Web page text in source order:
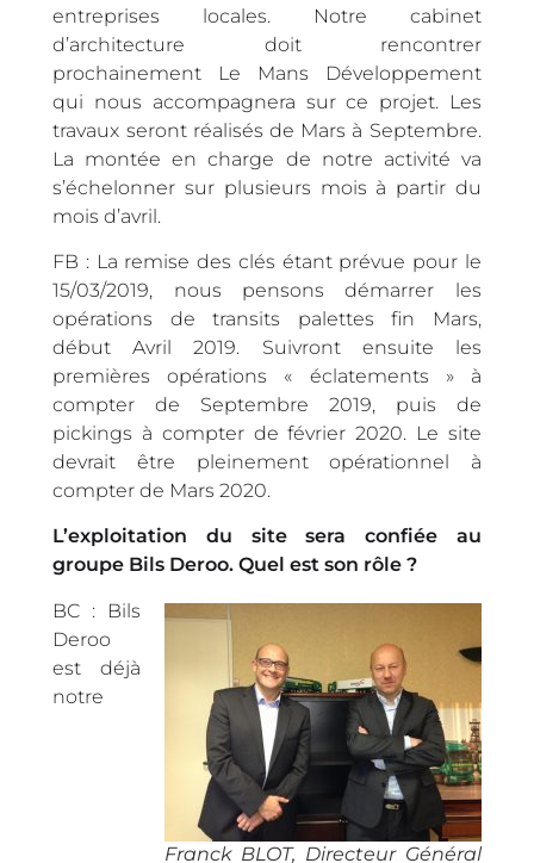
entreprises locales. Notre cabinet
d’architecture doit rencontrer
prochainement Le Mans Développement
qui nous accompagnera sur ce projet. Les
travaux seront réalisés de Mars à Septembre.
La montée en charge de notre activité va
s’échelonner sur plusieurs mois à partir du
mois d’avril.
FB : La remise des clés étant prévue pour le
15/03/2019, nous pensons démarrer les
opérations de transits palettes fin Mars,
début Avril 2019. Suivront ensuite les
premières opérations « éclatements » à
compter de Septembre 2019, puis de
pickings à compter de février 2020. Le site
devrait être pleinement opérationnel à
compter de Mars 2020.
L’exploitation du site sera confiée au
groupe Bils Deroo. Quel est son rôle ?
Franck BLOT, Directeur Général
BC : Bils
Deroo
est déjà
notre